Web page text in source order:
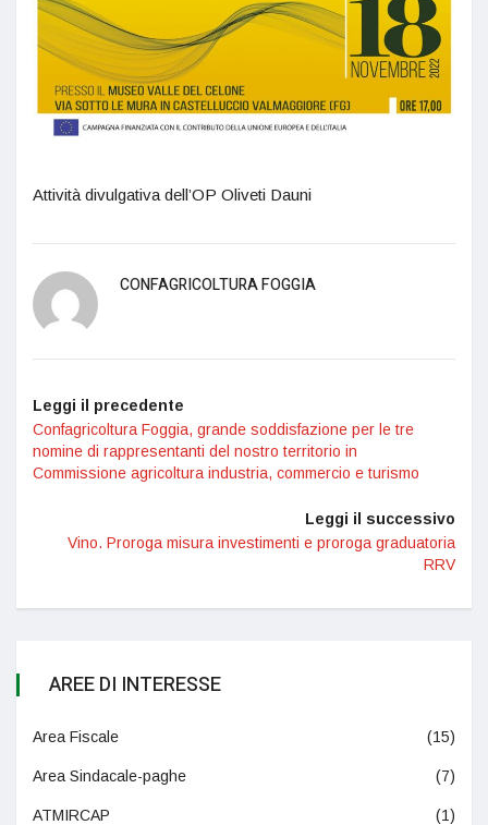
Attività divulgativa dell’OP Oliveti Dauni
CONFAGRICOLTURA FOGGIA
Leggi il precedente
Confagricoltura Foggia, grande soddisfazione per le tre
nomine di rappresentanti del nostro territorio in
Commissione agricoltura industria, commercio e turismo
Leggi il successivo
Vino. Proroga misura investimenti e proroga graduatoria
RRV
AREE DI INTERESSE
Area Fiscale (15)
Area Sindacale-paghe (7)
ATMIRCAP (1)